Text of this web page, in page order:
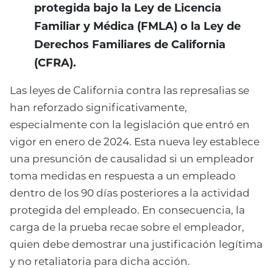
protegida bajo la Ley de Licencia
Familiar y Médica (FMLA) o la Ley de
Derechos Familiares de California
(CFRA).
Las leyes de California contra las represalias se
han reforzado significativamente,
especialmente con la legislación que entró en
vigor en enero de 2024. Esta nueva ley establece
una presunción de causalidad si un empleador
toma medidas en respuesta a un empleado
dentro de los 90 días posteriores a la actividad
protegida del empleado. En consecuencia, la
carga de la prueba recae sobre el empleador,
quien debe demostrar una justificación legítima
y no retaliatoria para dicha acción.